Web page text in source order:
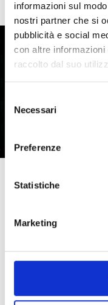
informazioni sul
nostri partner che si
pubblicità e social
con altre
raccolto dal suo
delNecessari
Preferenze
Statistiche
Marketing
coprono
aziendale,
processi